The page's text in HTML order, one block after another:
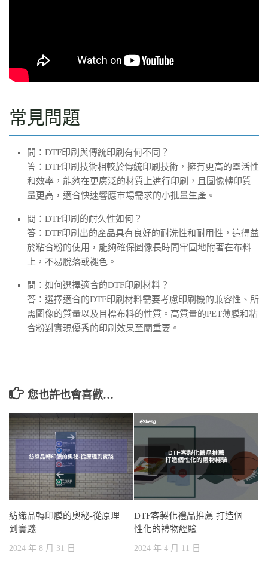
常見問題
問：DTF印刷與傳統印刷有何不同？
答：DTF印刷技術相較於傳統印刷技術，擁有更高的靈活性
和效率，能夠在更廣泛的材質上進行印刷，且圖像轉印質
量更高，適合快速響應市場需求的小批量生產。
問：DTF印刷的耐久性如何？
答：DTF印刷出的產品具有良好的耐洗性和耐用性，這得益
於粘合粉的使用，能夠確保圖像長時間牢固地附著在布料
上，不易脫落或褪色。
問：如何選擇適合的DTF印刷材料？
答：選擇適合的DTF印刷材料需要考慮印刷機的兼容性、所
需圖像的質量以及目標布料的性質。高質量的PET薄膜和粘
合粉對實現優秀的印刷效果至關重要。
您也許也會喜歡…
紡織品轉印膜的奧秘-從原理
到實踐
2024 年 8 月 31 日
DTF客製化禮品推薦 打造個
性化的禮物經驗
2024 年 4 月 11 日